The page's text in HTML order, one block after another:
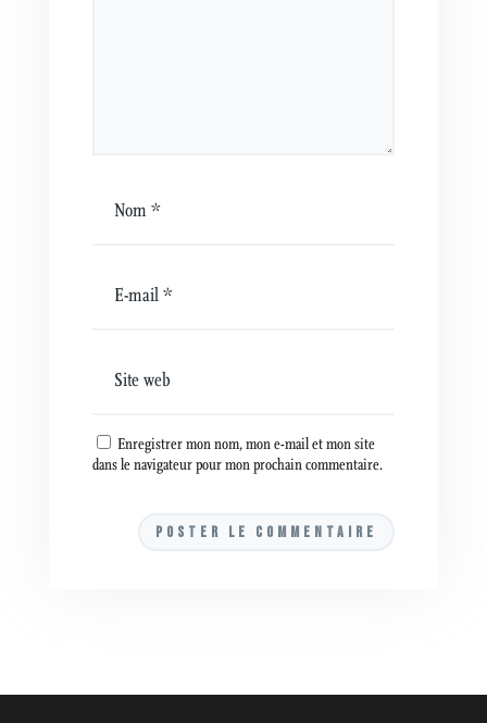
Enregistrer mon nom, mon e-mail et mon site
dans le navigateur pour mon prochain commentaire.